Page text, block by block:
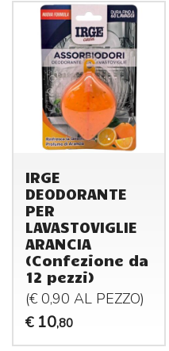
IRGE
DEODORANTE
PER
LAVASTOVIGLIE
ARANCIA
(Confezione da
12 pezzi)
(€ 0,90 AL PEZZO)
€ 10,80